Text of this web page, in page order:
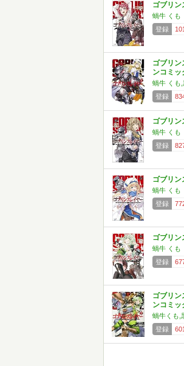
ゴブリン
蝸牛 くも
登録
ゴブリン
ンコミッ
蝸牛 くも
登録
ゴブリン
蝸牛 くも
登録
ゴブリン
蝸牛 くも
登録
ゴブリン
蝸牛 くも
登録
ゴブリン
ンコミッ
蝸牛くも,
登録
601